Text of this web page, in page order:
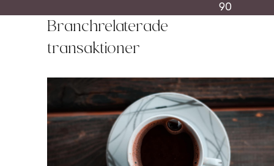
90
Branchrelaterade
transaktioner